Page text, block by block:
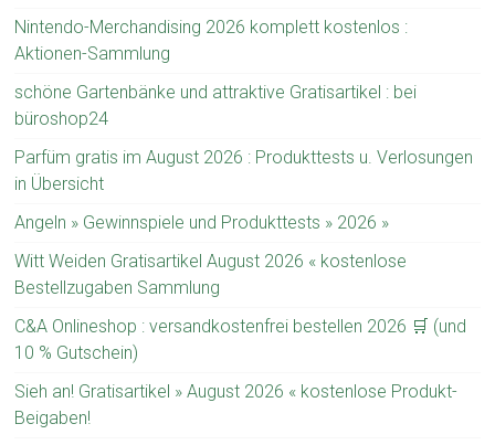
Nintendo-Merchandising 2026 komplett kostenlos :
Aktionen-Sammlung
schöne Gartenbänke und attraktive Gratisartikel : bei
büroshop24
Parfüm gratis im August 2026 : Produkttests u. Verlosungen
in Übersicht
Angeln » Gewinnspiele und Produkttests » 2026 »
Witt Weiden Gratisartikel August 2026 « kostenlose
Bestellzugaben Sammlung
C&A Onlineshop : versandkostenfrei bestellen 2026 🛒 (und
10 % Gutschein)
Sieh an! Gratisartikel » August 2026 « kostenlose Produkt-
Beigaben!